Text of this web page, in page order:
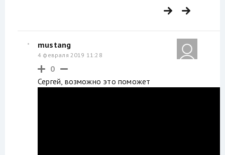
mustang
4 февраля 2019 11:28
0
Сергей, возможно это поможет